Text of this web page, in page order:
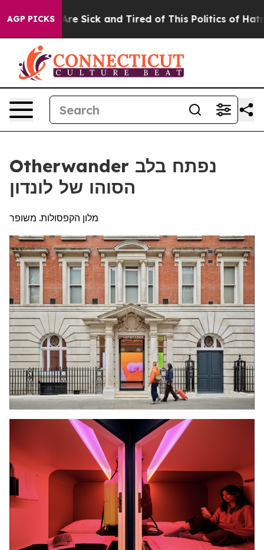
AGP PICKS
Are Sick and Tired of This Politics of Hatred”
Otherwander נפתח בלב
הסוהו של לונדון
מלון הקפסולות. משופר